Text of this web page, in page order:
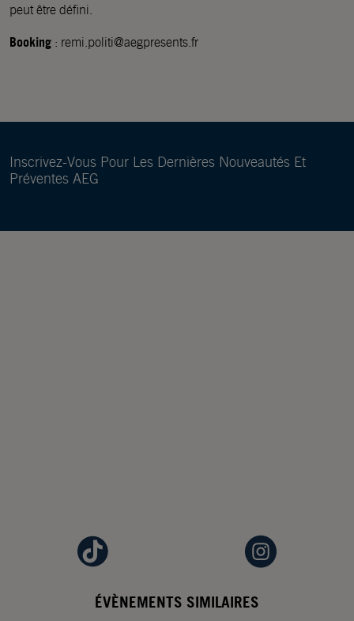
peut être défini.
Booking : remi.politi@aegpresents.fr
Inscrivez-Vous Pour Les Dernières Nouveautés Et
Préventes AEG
ÉVÈNEMENTS SIMILAIRES